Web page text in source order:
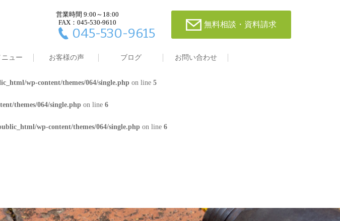
営業時間 9:00～18:00
FAX：045-530-9610
045-530-9615
無料相談・資料請求
ュー お客様の声 ブログ お問い合わせ
themes/064/single.phpon line4
public_html/wp-content/themes/064/single.phpon line 4
themes/064/single.phpon line
wp-content/themes/064/single.php on line 5
themes/064/single.php on line 6
wp-content/themes/064/single.php on line 6